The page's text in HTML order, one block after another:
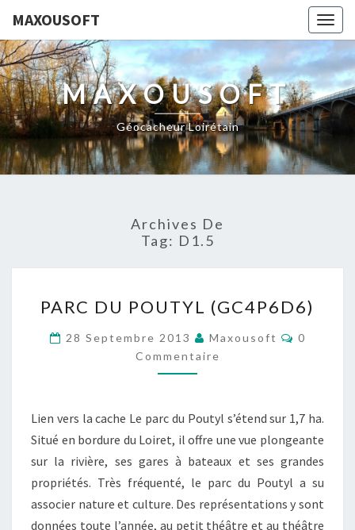
MAXOUSOFT
MAXOUSOFT
Géocacheur Loirétain
Archives De
Tag: D1.5
DU
POUTYL
(GC4P6D6)
PARC DU POUTYL (GC4P6D6)
28 Septembre 2013 Maxousoft
0
Commentaire
Lien vers la cache Le parc du Poutyl s’étend sur 1,7 ha.
Situé en bordure du Loiret, il offre une vue plongeante
sur la rivière, ses gares à bateaux et ses grandes
propriétés. Très fréquenté, le parc du Poutyl a su
associer nature et culture. Des représentations y sont
données toute l’année, au petit théâtre et au théâtre